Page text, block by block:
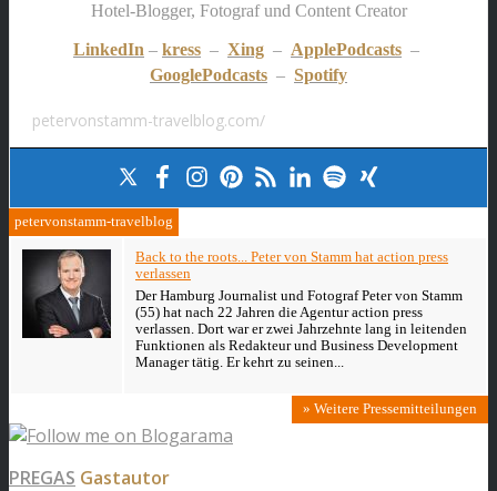
Hotel-Blogger, Fotograf und Content Creator
LinkedIn – kress – Xing – ApplePodcasts –
GooglePodcasts – Spotify
petervonstamm-travelblog.com/
petervonstamm-travelblog
Back to the roots... Peter von Stamm hat action press
verlassen
Der Hamburg Journalist und Fotograf Peter von Stamm
(55) hat nach 22 Jahren die Agentur action press
verlassen. Dort war er zwei Jahrzehnte lang in leitenden
Funktionen als Redakteur und Business Development
Manager tätig. Er kehrt zu seinen...
» Weitere Pressemitteilungen
PREGAS Gastautor